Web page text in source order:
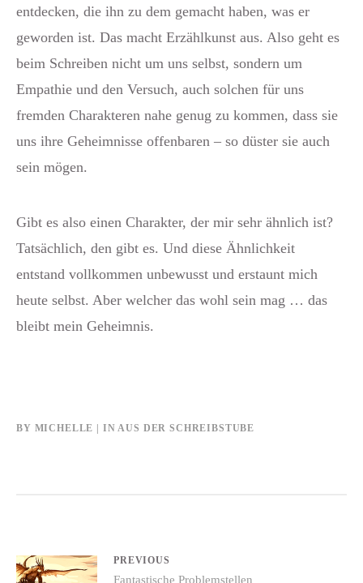
entdecken, die ihn zu dem gemacht haben, was er
geworden ist. Das macht Erzählkunst aus. Also geht es
beim Schreiben nicht um uns selbst, sondern um
Empathie und den Versuch, auch solchen für uns
fremden Charakteren nahe genug zu kommen, dass sie
uns ihre Geheimnisse offenbaren – so düster sie auch
sein mögen.
Gibt es also einen Charakter, der mir sehr ähnlich ist?
Tatsächlich, den gibt es. Und diese Ähnlichkeit
entstand vollkommen unbewusst und erstaunt mich
heute selbst. Aber welcher das wohl sein mag … das
bleibt mein Geheimnis.
BY MICHELLE INAUS DER SCHREIBSTUBE
Beitrags-
PREVIOUS
Fantastische Problemstellen